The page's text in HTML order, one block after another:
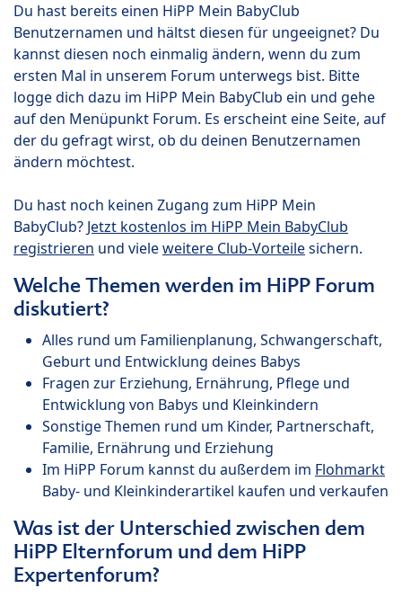
Du hast bereits einen HiPP Mein BabyClub
Benutzernamen und hältst diesen für ungeeignet? Du
kannst diesen noch einmalig ändern, wenn du zum
ersten Mal in unserem Forum unterwegs bist. Bitte
logge dich dazu im HiPP Mein BabyClub ein und gehe
auf den Menüpunkt Forum. Es erscheint eine Seite, auf
der du gefragt wirst, ob du deinen Benutzernamen
ändern möchtest.
Du hast noch keinen Zugang zum HiPP Mein
BabyClub? Jetzt kostenlos im HiPP Mein BabyClub
registrieren und vieleweitere Club-Vorteilesichern.
Welche Themen werden im HiPP Forum
diskutiert?
Alles rund um Familienplanung, Schwangerschaft,
Geburt und Entwicklung deines Babys
Fragen zur Erziehung, Ernährung, Pflege und
Entwicklung von Babys und Kleinkindern
Sonstige Themen rund um Kinder, Partnerschaft,
Familie, Ernährung und Erziehung
Im HiPP Forum kannst du außerdem im Flohmarkt
Baby- und Kleinkinderartikel kaufen und verkaufen
Was ist der Unterschied zwischen dem
HiPP Elternforum und dem HiPP
Expertenforum?